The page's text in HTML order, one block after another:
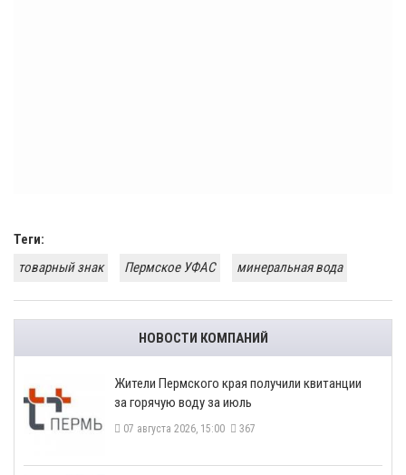
Теги:
товарный знак
Пермское УФАС минеральная вода
НОВОСТИ КОМПАНИЙ
​Жители Пермского края получили квитанции
за горячую воду за июль
07 августа 2026, 15:00 367